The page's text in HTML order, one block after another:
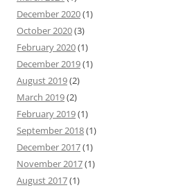
December 2020(1)
October 2020(3)
February 2020(1)
December 2019(1)
August 2019(2)
March 2019(2)
February 2019(1)
September 2018(1)
December 2017(1)
November 2017(1)
August 2017(1)